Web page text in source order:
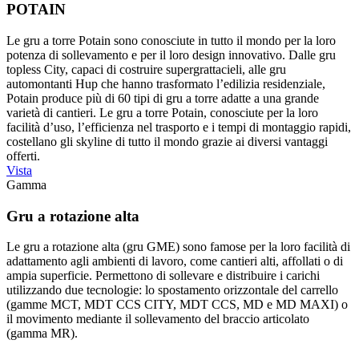
POTAIN
Le gru a torre Potain sono conosciute in tutto il mondo per la loro
potenza di sollevamento e per il loro design innovativo. Dalle gru
topless City, capaci di costruire supergrattacieli, alle gru
automontanti Hup che hanno trasformato l’edilizia residenziale,
Potain produce più di 60 tipi di gru a torre adatte a una grande
varietà di cantieri. Le gru a torre Potain, conosciute per la loro
facilità d’uso, l’efficienza nel trasporto e i tempi di montaggio rapidi,
costellano gli skyline di tutto il mondo grazie ai diversi vantaggi
offerti.
Vista
Gamma
Gru a rotazione alta
Le gru a rotazione alta (gru GME) sono famose per la loro facilità di
adattamento agli ambienti di lavoro, come cantieri alti, affollati o di
ampia superficie. Permettono di sollevare e distribuire i carichi
utilizzando due tecnologie: lo spostamento orizzontale del carrello
(gamme MCT, MDT CCS CITY, MDT CCS, MD e MD MAXI) o
il movimento mediante il sollevamento del braccio articolato
(gamma MR).